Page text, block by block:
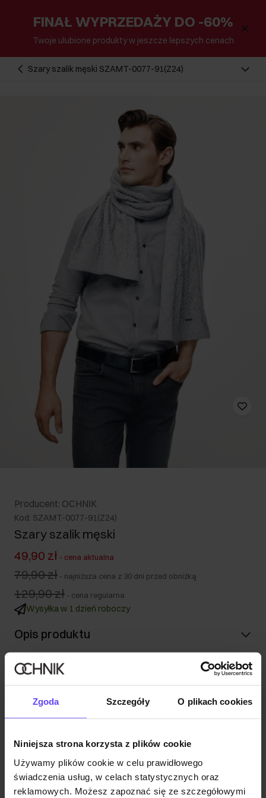
Zgoda Szczegóły O plikach cookies
Niniejsza strona korzysta z plików cookie
Używamy plików cookie w celu prawidłowego
świadczenia usług, w celach statystycznych oraz
reklamowych. Możesz zapoznać się ze szczegółowymi
FINAŁ WYPRZEDAŻY DO -60%
Twoje ulubione produkty w jeszcze lepszych cenach
Szary szalik męski SZAMT-0077-91(Z24)
Producent: OCHNIK
Kod: SZAMT-0077-91(Z24)
Szary szalik męski
49,90 zł - cena aktualna
79,90 zł - najniższa cena z 30 dni przed obniżką
129,90 zł - cena regularna
Wysyłka w 1 dzień roboczy
Opis produktu
Szczegóły
Skład i wymiary
Opinie